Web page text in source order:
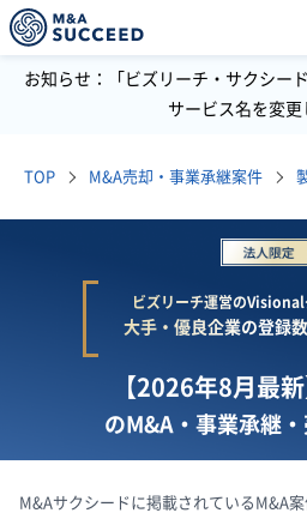
お知らせ：「ビズリーチ・サクシー
サービス名を変更
TOP M&A売却・事業承継案件
ビズリーチ運営のVisional
大手・優良企業の登録
【2026年8月最
のM&A・事業承継
M&Aサクシードに掲載されているM&A